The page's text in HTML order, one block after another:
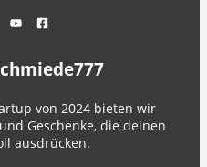
von 2024 bieten wir
Geschenke, die deinen
ausdrücken.